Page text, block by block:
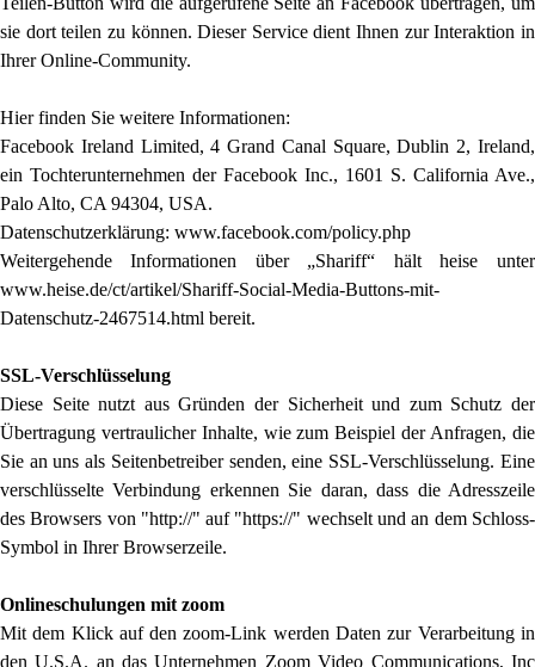
sie dort teilen zu können. Dieser Service dient Ihnen zur Interaktion in
Ihrer Online-Community.
Hier finden Sie weitere Informationen:
Facebook Ireland Limited, 4 Grand Canal Square, Dublin 2, Ireland,
ein Tochterunternehmen der Facebook Inc., 1601 S. California Ave.,
Palo Alto, CA 94304, USA.
Datenschutzerklärung: www.facebook.com/policy.php
Weitergehende Informationen über „Shariff“ hält heise unter
www.heise.de/ct/artikel/Shariff-Social-Media-Buttons-mit-
Datenschutz-2467514.html bereit.
SSL-Verschlüsselung
Diese Seite nutzt aus Gründen der Sicherheit und zum Schutz der
Übertragung vertraulicher Inhalte, wie zum Beispiel der Anfragen, die
Sie an uns als Seitenbetreiber senden, eine SSL-Verschlüsselung. Eine
verschlüsselte Verbindung erkennen Sie daran, dass die Adresszeile
des Browsers von "http://" auf "https://" wechselt und an dem Schloss-
Symbol in Ihrer Browserzeile.
Onlineschulungen mit zoom
Mit dem Klick auf den zoom-Link werden Daten zur Verarbeitung in
den U.S.A. an das Unternehmen Zoom Video Communications, Inc